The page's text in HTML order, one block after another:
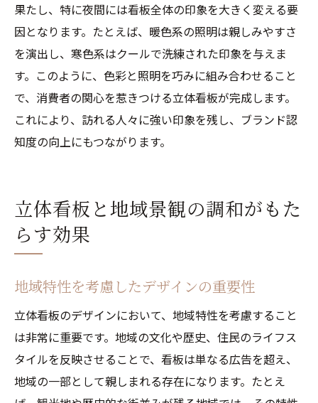
果たし、特に夜間には看板全体の印象を大きく変える要
因となります。たとえば、暖色系の照明は親しみやすさ
を演出し、寒色系はクールで洗練された印象を与えま
す。このように、色彩と照明を巧みに組み合わせること
で、消費者の関心を惹きつける立体看板が完成します。
これにより、訪れる人々に強い印象を残し、ブランド認
知度の向上にもつながります。
立体看板と地域景観の調和がもた
らす効果
地域特性を考慮したデザインの重要性
立体看板のデザインにおいて、地域特性を考慮すること
は非常に重要です。地域の文化や歴史、住民のライフス
タイルを反映させることで、看板は単なる広告を超え、
地域の一部として親しまれる存在になります。たとえ